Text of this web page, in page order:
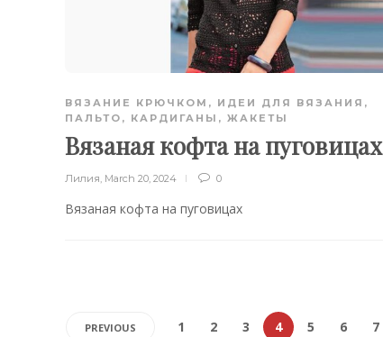
ВЯЗАНИЕ КРЮЧКОМ , ИДЕИ ДЛЯ ВЯЗАНИЯ ,
ПАЛЬТО, КАРДИГАНЫ, ЖАКЕТЫ
Вязаная кофта на пуговицах
Лилия March 20, 2024 0
Вязаная кофта на пуговицах
PREVIOUS 1 2 3 4 5 6 7